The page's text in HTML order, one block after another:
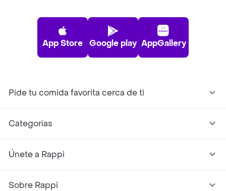
App Store Google play AppGallery
Pide tu comida favorita cerca de ti
Categorías
Únete a Rappi
Sobre Rappi